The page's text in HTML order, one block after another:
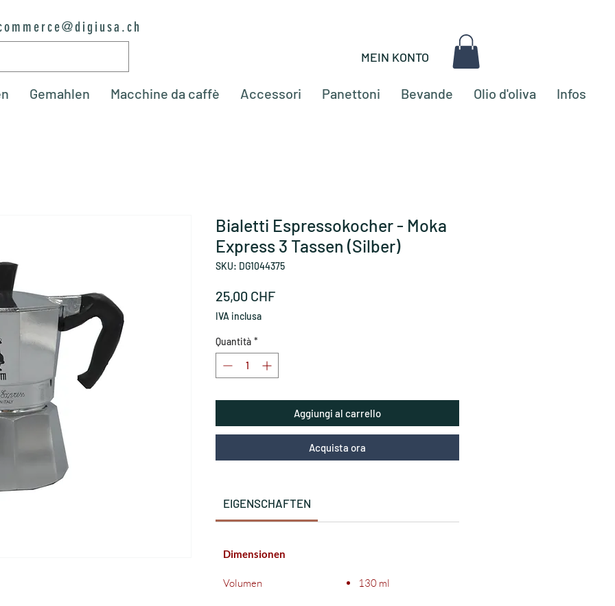
MEIN KONTO
Gemahlen Macchine da caffè Accessori Panettoni Bevande Olio d'oliva Infos
Bialetti Espressokocher - Moka
Express 3 Tassen (Silber)
SKU: DG1044375
25,00 CHFPrezzo
IVA inclusa
Quantità *
Aggiungi al carrello
Acquista ora
EIGENSCHAFTEN
Dimensionen
Volumen 130 ml